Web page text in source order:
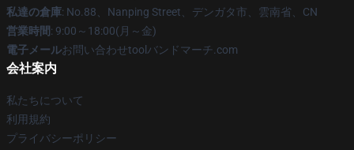
私達の倉庫: No.88、Nanping Street、デンガタ市、雲南省、CN
営業時間: 9:00～18:00(月～金)
電子メールお問い合わせtoolバンドマーチ.com
会社案内
私たちについて
利用規約
プライバシーポリシー